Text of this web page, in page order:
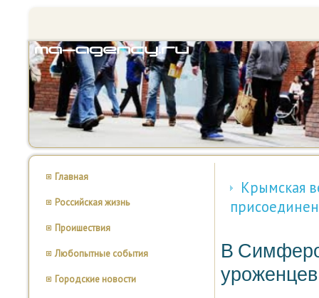
Главная
Российская жизнь
Проишествия
Любопытные события
Городские новости
Крымская
В